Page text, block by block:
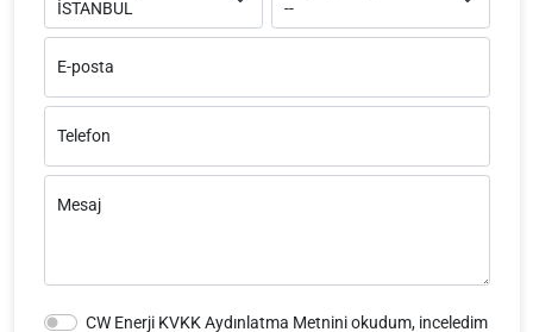
E-posta
Telefon
Mesaj
CW Enerji KVKK Aydınlatma Metnini okudum, inceledim